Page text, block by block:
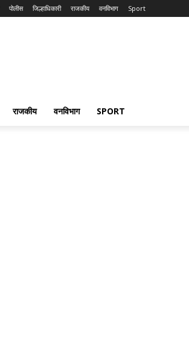
पोलीस जिल्हाधिकारी राजकीय वनविभाग Sport
राजकीय वनविभाग SPORT